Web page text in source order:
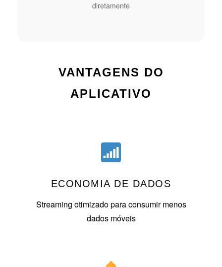
diretamente
VANTAGENS DO
APLICATIVO
ECONOMIA DE DADOS
Streaming otimizado para consumir menos
dados móveis